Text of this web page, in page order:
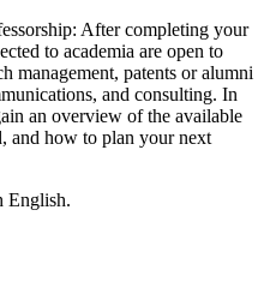
After completing your
to academia are open to
management, patents or alumni
and consulting. In
an overview of the available
and how to plan your next
English.